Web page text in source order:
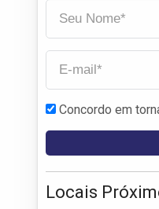
Concordo em
Locais